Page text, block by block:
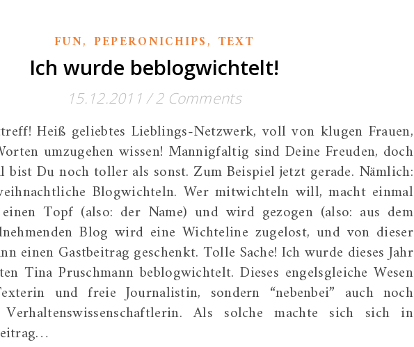
FUN, PEPERONICHIPS, TEXT
Ich wurde beblogwichtelt!
15.12.2011 / 2 Comments
Heiß geliebtes Lieblings-Netzwerk, voll von klugen Frauen,
umzugehen wissen! Mannigfaltig sind Deine Freuden, doch
bist Du noch toller als sonst. Zum Beispiel jetzt gerade. Nämlich:
Blogwichteln. Wer mitwichteln will, macht einmal
Topf (also: der Name) und wird gezogen (also: aus dem
Blog wird eine Wichteline zugelost, und von dieser
einen Gastbeitrag geschenkt. Tolle Sache! Ich wurde dieses Jahr
Tina Pruschmann beblogwichtelt. Dieses engelsgleiche Wesen
und freie Journalistin, sondern “nebenbei” auch noch
Als solche machte sich sich in